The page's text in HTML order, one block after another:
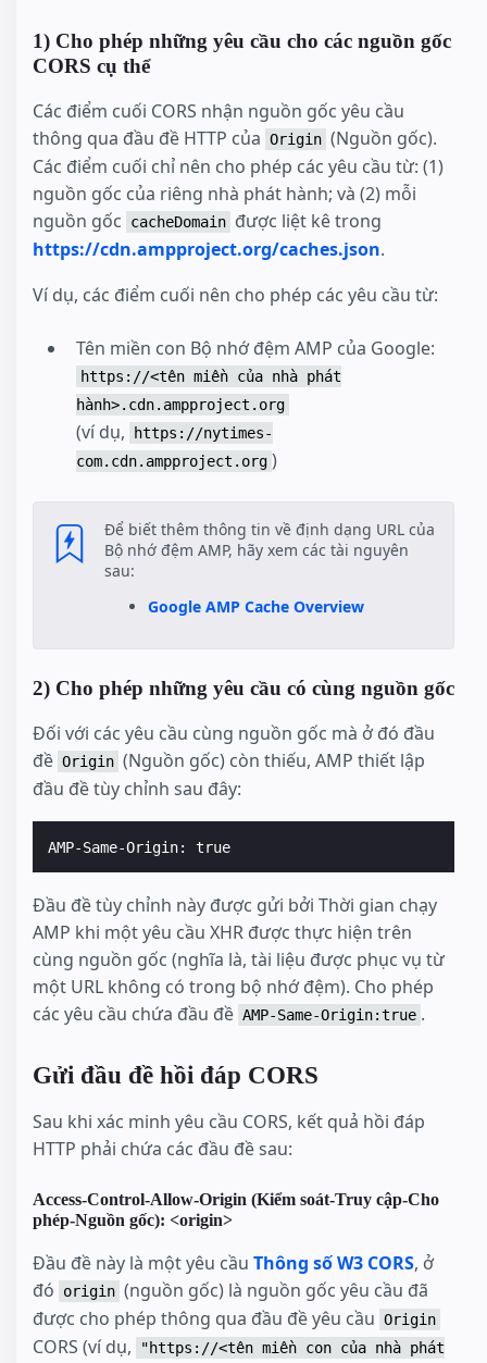
1) Cho phép những yêu cầu cho các nguồn gốc
CORS cụ thể
Các điểm cuối CORS nhận nguồn gốc yêu cầu
thông qua đầu đề HTTP của Origin (Nguồn gốc).
Các điểm cuối chỉ nên cho phép các yêu cầu từ: (1)
nguồn gốc của riêng nhà phát hành; và (2) mỗi
nguồn gốc
cacheDomain được liệt kê trong
https://cdn.ampproject.org/caches.json.
Ví dụ, các điểm cuối nên cho phép các yêu cầu từ:
Tên miền con Bộ nhớ đệm AMP của Google:
https://<tên miền của nhà phát
hành>.cdn.ampproject.org
(ví dụ,
https://nytimes-
com.cdn.ampproject.org )
Để biết thêm thông tin về định dạng URL của
Bộ nhớ đệm AMP, hãy xem các tài nguyên
sau:
Google AMP Cache Overview
2) Cho phép những yêu cầu có cùng nguồn gốc
Đối với các yêu cầu cùng nguồn gốc mà ở đó đầu
đề Origin (Nguồn gốc) còn thiếu, AMP thiết lập
đầu đề tùy chỉnh sau đây:
Đầu đề tùy chỉnh này được gửi bởi Thời gian chạy
AMP khi một yêu cầu XHR được thực hiện trên
cùng nguồn gốc (nghĩa là, tài liệu được phục vụ từ
một URL không có trong bộ nhớ đệm). Cho phép
các yêu cầu chứa đầu đề AMP-Same-Origin:true .
Gửi đầu đề hồi đáp CORS
Sau khi xác minh yêu cầu CORS, kết quả hồi đáp
HTTP phải chứa các đầu đề sau:
Access-Control-Allow-Origin (Kiểm soát-Truy cập-Cho
phép-Nguồn gốc): <origin>
Đầu đề này là một yêu cầu Thông số W3 CORS, ở
đó
origin (nguồn gốc) là nguồn gốc yêu cầu đã
được cho phép thông qua đầu đề yêu cầu Origin
CORS (ví dụ,
"https://<tên miền con của nhà phát